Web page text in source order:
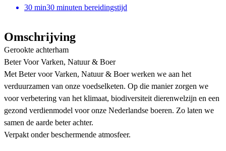
30 min30 minuten bereidingstijd
Omschrijving
Gerookte achterham
Beter Voor Varken, Natuur & Boer
Met Beter voor Varken, Natuur & Boer werken we aan het
verduurzamen van onze voedselketen. Op die manier zorgen we
voor verbetering van het klimaat, biodiversiteit dierenwelzijn en een
gezond verdienmodel voor onze Nederlandse boeren. Zo laten we
samen de aarde beter achter.
Verpakt onder beschermende atmosfeer.